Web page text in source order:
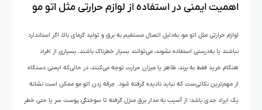
اهمیت ایمنی در استفاده از لوازم حرارتی مثل اتو مو
لوازم حرارتی مثل اتو مو، به‌دلیل اتصال مستقیم به برق و تولید گرمای بالا، اگر استاندارد
نباشند یا به‌درستی استفاده نشوند، می‌توانند بسیار خطرناک باشند. بسیاری از افراد
هنگام خرید فقط به برند، ظاهر یا میزان حرارت توجه می‌کنند، در حالی‌که ایمنی دستگاه
از مهم‌ترین نکاتی‌ست که نباید نادیده گرفته شود. جرقه زدن اتو مو ممکن است نشانه
یک ایراد جدی باشد؛ از آسیب به مدار برق منزل گرفته تا سوختگی پوست سر یا حتی خطر